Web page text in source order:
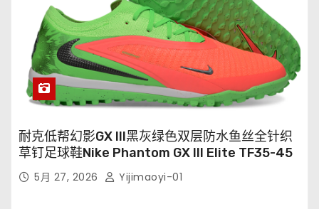
耐克低帮幻影GX III黑灰绿色双层防水鱼丝全针织
草钉足球鞋Nike Phantom GX III Elite TF35-45
5月 27, 2026 Yijimaoyi-01